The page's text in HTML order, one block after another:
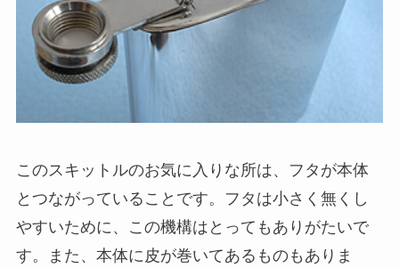
このスキットルのお気に入りな所は、フタが本体
とつながっていることです。フタは小さく無くし
やすいために、この機構はとってもありがたいで
す。また、本体に皮が巻いてあるものもありま